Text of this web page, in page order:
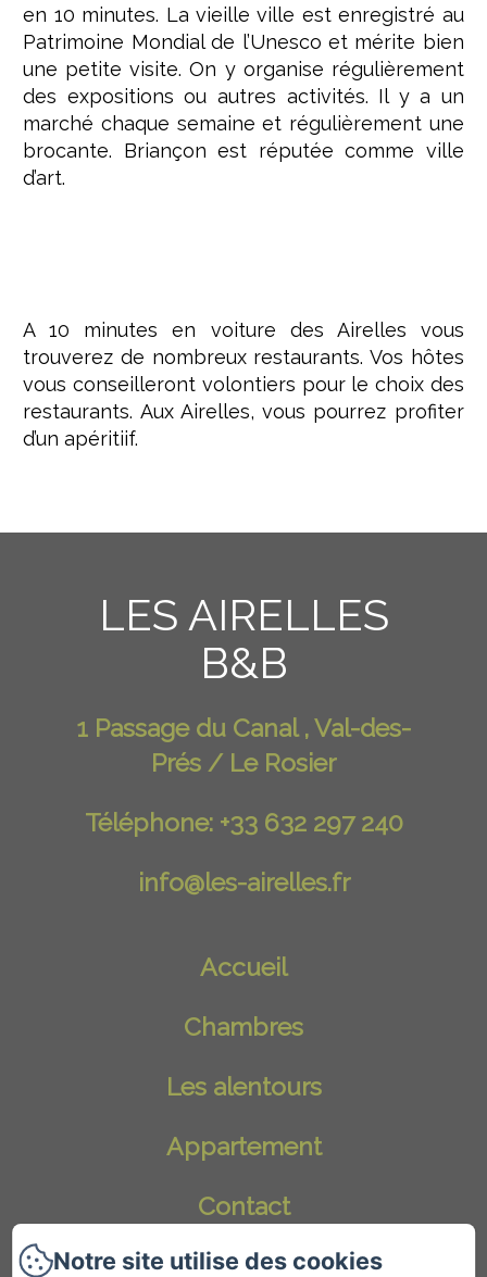
en 10 minutes. La vieille ville est enregistré au
Patrimoine Mondial de l’Unesco et mérite bien
une petite visite. On y organise régulièrement
des expositions ou autres activités. Il y a un
marché chaque semaine et régulièrement une
brocante. Briançon est réputée comme ville
d’art.
A 10 minutes en voiture des Airelles vous
trouverez de nombreux restaurants. Vos hôtes
vous conseilleront volontiers pour le choix des
restaurants. Aux Airelles, vous pourrez profiter
d’un apéritiif.
LES AIRELLES
B&B
1 Passage du Canal , Val-des-
Prés / Le Rosier
Téléphone: +33 632 297 240
info@les-airelles.fr
Accueil
Chambres
Les alentours
Appartement
Contact
Blog
Notre site utilise des cookies